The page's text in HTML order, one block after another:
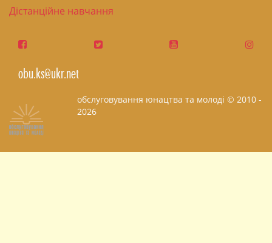
Дістанційне навчання
obu.ks@ukr.net
обслуговування юнацтва та молоді © 2010 -
2026